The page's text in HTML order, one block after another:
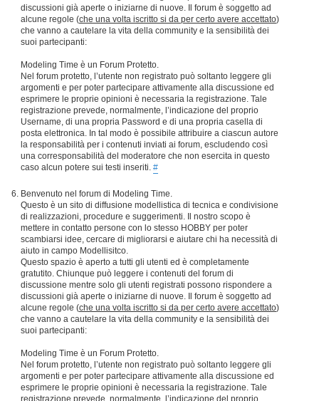
discussioni già aperte o iniziarne di nuove. Il forum è soggetto ad
alcune regole (che una volta iscritto si da per certo avere accettato)
che vanno a cautelare la vita della community e la sensibilità dei
suoi partecipanti:
Modeling Time è un Forum Protetto.
Nel forum protetto, l’utente non registrato può soltanto leggere gli
argomenti e per poter partecipare attivamente alla discussione ed
esprimere le proprie opinioni è necessaria la registrazione. Tale
registrazione prevede, normalmente, l’indicazione del proprio
Username, di una propria Password e di una propria casella di
posta elettronica. In tal modo è possibile attribuire a ciascun autore
la responsabilità per i contenuti inviati ai forum, escludendo così
una corresponsabilità del moderatore che non esercita in questo
caso alcun potere sui testi inseriti. #
Benvenuto nel forum di Modeling Time.
Questo è un sito di diffusione modellistica di tecnica e condivisione
di realizzazioni, procedure e suggerimenti. Il nostro scopo è
mettere in contatto persone con lo stesso HOBBY per poter
scambiarsi idee, cercare di migliorarsi e aiutare chi ha necessità di
aiuto in campo Modellisitco.
Questo spazio è aperto a tutti gli utenti ed è completamente
gratutito. Chiunque può leggere i contenuti del forum di
discussione mentre solo gli utenti registrati possono rispondere a
discussioni già aperte o iniziarne di nuove. Il forum è soggetto ad
alcune regole (che una volta iscritto si da per certo avere accettato)
che vanno a cautelare la vita della community e la sensibilità dei
suoi partecipanti:
Modeling Time è un Forum Protetto.
Nel forum protetto, l’utente non registrato può soltanto leggere gli
argomenti e per poter partecipare attivamente alla discussione ed
esprimere le proprie opinioni è necessaria la registrazione. Tale
registrazione prevede, normalmente, l’indicazione del proprio